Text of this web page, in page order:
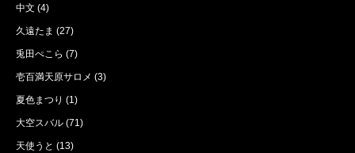
中文 (4)
久遠たま (27)
兎田ぺこら (7)
壱百満天原サロメ (3)
夏色まつり (1)
大空スバル (71)
天使うと (13)